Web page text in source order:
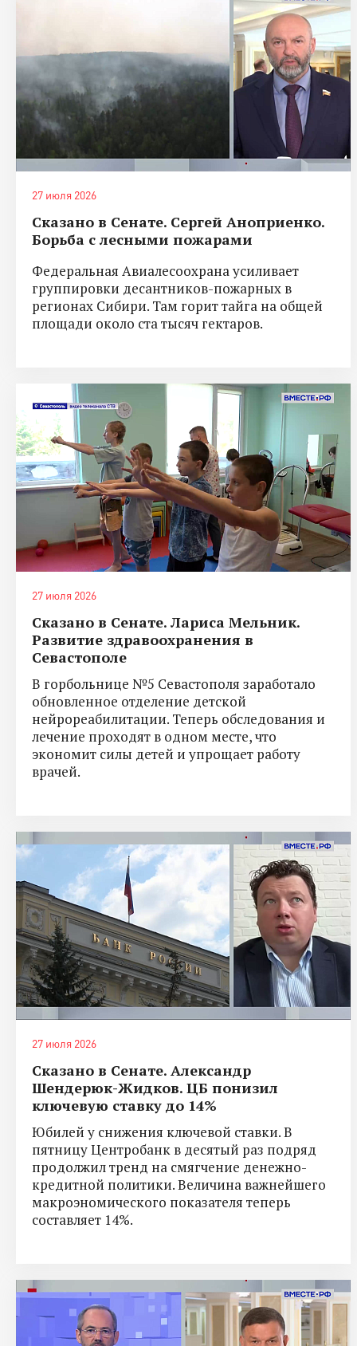
27 июля 2026
Сказано в Сенате. Сергей Аноприенко.
Борьба с лесными пожарами
Федеральная Авиалесоохрана усиливает
группировки десантников-пожарных в
регионах Сибири. Там горит тайга на общей
площади около ста тысяч гектаров.
27 июля 2026
Сказано в Сенате. Лариса Мельник.
Развитие здравоохранения в
Севастополе
В горбольнице №5 Севастополя заработало
обновленное отделение детской
нейрореабилитации. Теперь обследования и
лечение проходят в одном месте, что
экономит силы детей и упрощает работу
врачей.
27 июля 2026
Сказано в Сенате. Александр
Шендерюк-Жидков. ЦБ понизил
ключевую ставку до 14%
Юбилей у снижения ключевой ставки. В
пятницу Центробанк в десятый раз подряд
продолжил тренд на смягчение денежно-
кредитной политики. Величина важнейшего
макроэномического показателя теперь
составляет 14%.